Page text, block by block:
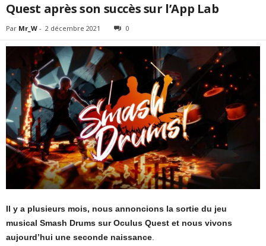
Quest après son succès sur l’App Lab
Par Mr_W - 2 décembre 2021 0
Il y a plusieurs mois, nous annoncions la sortie du jeu
musical Smash Drums sur Oculus Quest et nous vivons
aujourd’hui une seconde naissance